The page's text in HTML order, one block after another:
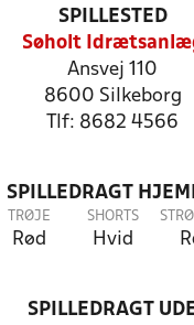
SPILLESTED
Søholt
Ansvej 110
8600 Silkeborg
Tlf: 8682 4566
SPILLEDRAGT
TRØJE
Rød
SHORTS
Hvid
SPILLEDRAGT